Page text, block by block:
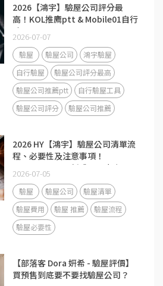
2026【鴻宇】驗屋公司評分最
高！KOL推廌ptt & Mobile01自行
驗屋工具
2026-07-07
驗屋 驗屋公司
鴻宇驗屋
自行驗屋
驗屋公司評分最高
驗屋公司推薦ptt
自行驗屋工具
驗屋公司評分
驗屋公司推薦
2026 HY【鴻宇】驗屋公司清單流
程、必要性及注意事項！
Mobile01、ptt新成屋、中古屋及
預售屋檢查表！
2026-07-05
驗屋 驗屋公司
驗屋清單
驗屋費用
驗屋 推薦
驗屋流程
驗屋必要性
【部落客 Dora 妍希 - 驗屋評價】
買預售到底要不要找驗屋公司？